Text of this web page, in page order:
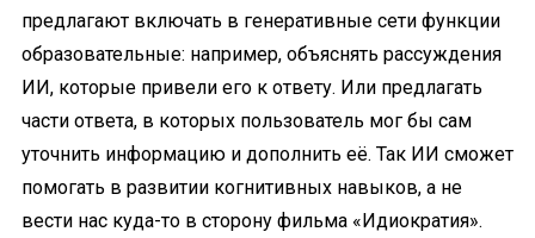
предлагают включать в генеративные сети функции
образовательные: например, объяснять рассуждения
ИИ, которые привели его к ответу. Или предлагать
части ответа, в которых пользователь мог бы сам
уточнить информацию и дополнить её. Так ИИ сможет
помогать в развитии когнитивных навыков, а не
вести нас куда-то в сторону фильма «Идиократия».